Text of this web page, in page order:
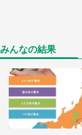
「
「
グ
みんなの結果